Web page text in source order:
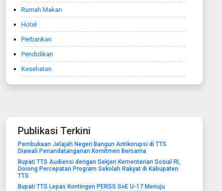
Rumah Makan
Hotel
Perbankan
Pendidikan
Kesehatan
Publikasi Terkini
Pembukaan Jelajah Negeri Bangun Antikorupsi di TTS
Diawali Penandatanganan Komitmen Bersama
Bupati TTS Audiensi dengan Sekjen Kementerian Sosial RI,
Dorong Percepatan Program Sekolah Rakyat di Kabupaten
TTS
Bupati TTS Lepas Kontingen PERSS SoE U-17 Menuju